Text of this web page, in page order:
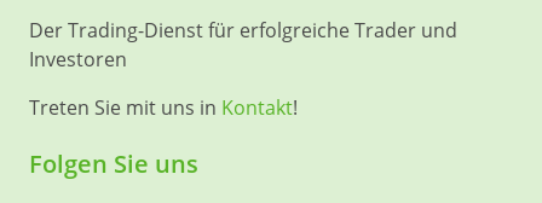
Der Trading-Dienst für erfolgreiche Trader und
Investoren
Treten Sie mit uns in Kontakt!
Folgen Sie uns